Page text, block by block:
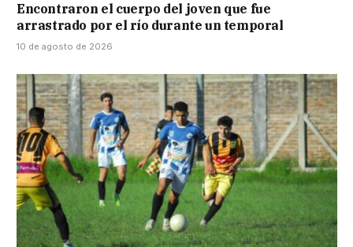
Encontraron el cuerpo del joven que fue
arrastrado por el río durante un temporal
10 de agosto de 2026